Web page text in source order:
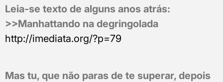
Leia-se texto de alguns anos atrás:
>>Manhattando na degringolada
http://imediata.org/?p=79
Mas tu, que não paras de te superar, depois